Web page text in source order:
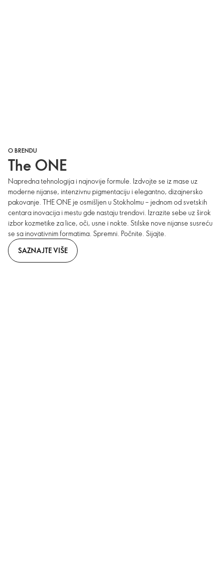
O BRENDU
The ONE
Napredna tehnologija i najnovije formule. Izdvojte se iz mase uz
moderne nijanse, intenzivnu pigmentaciju i elegantno, dizajnersko
pakovanje. THE ONE je osmišljen u Stokholmu – jednom od svetskih
centara inovacija i mestu gde nastaju trendovi. Izrazite sebe uz širok
izbor kozmetike za lice, oči, usne i nokte. Stilske nove nijanse susreću
se sa inovativnim formatima. Spremni. Počnite. Sijajte.
SAZNAJTE VIŠE